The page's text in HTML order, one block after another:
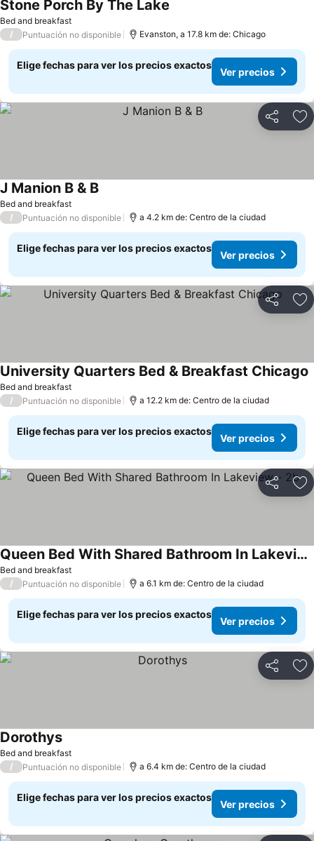
Bed and breakfast
Stone Porch By The Lake
/ Puntuación no disponible Evanston, a 17.8 km de: Chicago
Elige fechas para ver los precios exactos
Ver precios
Compartir
Bed and breakfast
J Manion B & BVer precios
/ Puntuación no disponible a 4.2 km de: Centro de la ciudad
Elige fechas para ver los precios exactos
Ver precios
Compartir
Bed and breakfast
University Quarters Bed & Breakfast Chicago
/ Puntuación no disponible a 12.2 km de: Centro de la ciudad
Elige fechas para ver los precios exactos
Ver precios
Compartir
Bed and breakfast
Queen Bed With Shared Bathroom In Lakeview - 2b
Ver precios
/ Puntuación no disponible a 6.1 km de: Centro de la ciudad
Elige fechas para ver los precios exactos
Ver precios
Compartir
Bed and breakfast
DorothysVer precios
/ Puntuación no disponible a 6.4 km de: Centro de la ciudad
Elige fechas para ver los precios exactos
Ver precios